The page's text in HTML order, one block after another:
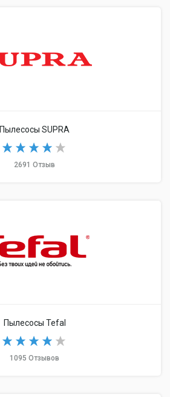
Пылесосы SUPRA
2691 Отзыв
Пылесосы Tefal
1095 Отзывов